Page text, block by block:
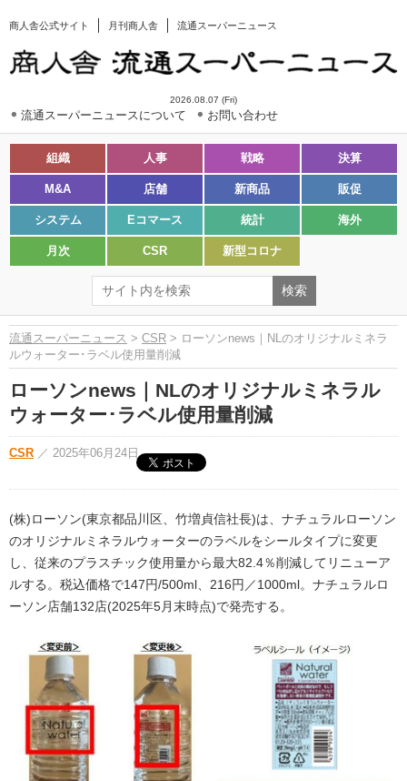
商人舎公式サイト 月刊商人舎 流通スーパーニュース
2026.08.07 (Fri)
流通スーパーニュースについて お問い合わせ
組織 人事 戦略 決算
M&A 店舗 新商品 販促
システム Eコマース 統計 海外
月次 CSR 新型コロナ
流通スーパーニュース > CSR > ローソンnews｜NLのオリジナルミネラ
ルウォーター･ラベル使用量削減
ローソンnews｜NLのオリジナルミネラル
ウォーター･ラベル使用量削減
CSR ／ 2025年06月24日
(株)ローソン(東京都品川区、竹増貞信社長)は、ナチュラルローソン
のオリジナルミネラルウォーターのラベルをシールタイプに変更
し、従来のプラスチック使用量から最大82.4％削減してリニューア
ルする。税込価格で147円/500ml、216円／1000ml。ナチュラルロ
ーソン店舗132店(2025年5月末時点)で発売する。